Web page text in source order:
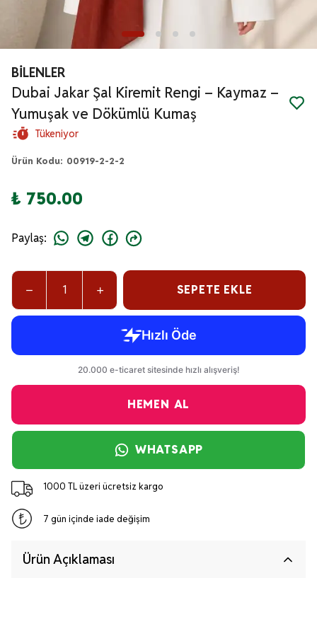
BİLENLER
Dubai Jakar Şal Kiremit Rengi – Kaymaz –
Yumuşak ve Dökümlü Kumaş
Tükeniyor
Ürün Kodu: 00919-2-2-2
₺ 750.00
Paylaş:
SEPETE EKLE
HEMEN AL
WHATSAPP
1000 TL üzeri ücretsiz kargo
7 gün içinde iade değişim
Ürün Açıklaması